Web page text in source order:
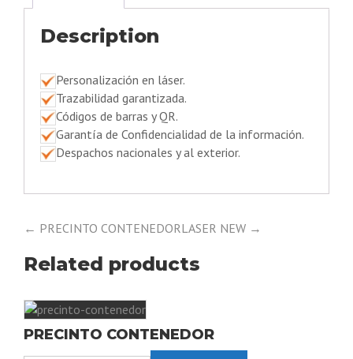
Description
Personalización en láser.
Trazabilidad garantizada.
Códigos de barras y QR.
Garantía de Confidencialidad de la información.
Despachos nacionales y al exterior.
← PRECINTO CONTENEDORLASER NEW →
Related products
PRECINTO CONTENEDOR